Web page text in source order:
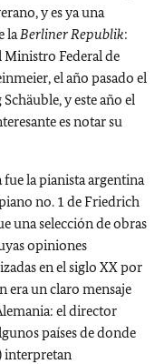
y es ya una
laBerliner Republik:
Ministro Federal de
el año pasado el
y este año el
es notar su
fue la pianista argentina
no. 1 de Friedrich
una selección de obras
opiniones
en el siglo XX por
era un claro mensaje
el director
países de donde
interpretan